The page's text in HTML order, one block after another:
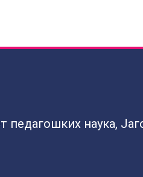
педагошких наука,